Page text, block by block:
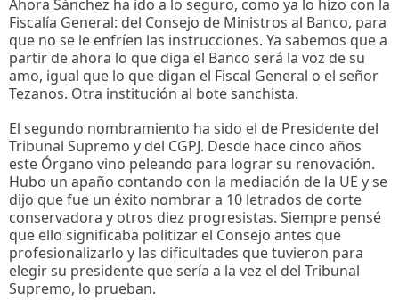
Ahora Sánchez ha ido a lo seguro, como ya lo hizo con la
Fiscalía General: del Consejo de Ministros al Banco, para
que no se le enfríen las instrucciones. Ya sabemos que a
partir de ahora lo que diga el Banco será la voz de su
amo, igual que lo que digan el Fiscal General o el señor
Tezanos. Otra institución al bote sanchista.
El segundo nombramiento ha sido el de Presidente del
Tribunal Supremo y del CGPJ. Desde hace cinco años
este Órgano vino peleando para lograr su renovación.
Hubo un apaño contando con la mediación de la UE y se
dijo que fue un éxito nombrar a 10 letrados de corte
conservadora y otros diez progresistas. Siempre pensé
que ello significaba politizar el Consejo antes que
profesionalizarlo y las dificultades que tuvieron para
elegir su presidente que sería a la vez el del Tribunal
Supremo, lo prueban.